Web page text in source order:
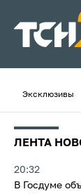
Эксклюзивы
ЛЕНТА
20:32
В Госдуме